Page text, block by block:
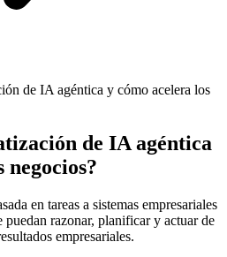
de IA agéntica y cómo acelera los
de IA agéntica
negocios?
en tareas a sistemas empresariales
razonar, planificar y actuar de
empresariales.